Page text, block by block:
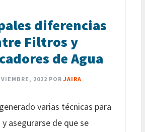
diferencias
Filtros y
de Agua
2022 POR JAIRA
varias técnicas para
asegurarse de que se